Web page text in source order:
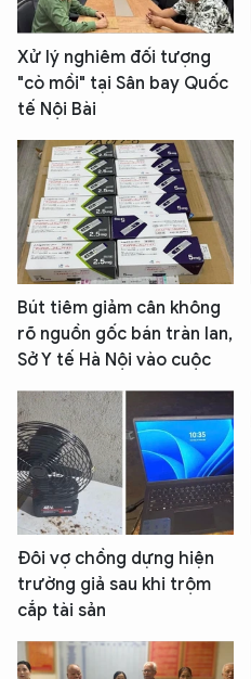
Xử lý nghiêm đối tượng
"cò mồi" tại Sân bay Quốc
tế Nội Bài
Bút tiêm giảm cân không
rõ nguồn gốc bán tràn lan,
Sở Y tế Hà Nội vào cuộc
Đôi vợ chồng dựng hiện
trường giả sau khi trộm
cắp tài sản